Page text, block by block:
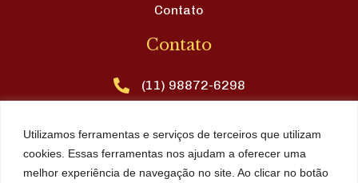
Utilizamos ferramentas e serviços de terceiros que utilizam
cookies. Essas ferramentas nos ajudam a oferecer uma
melhor experiência de navegação no site. Ao clicar no botão
Contato
Contato
(11) 98872-6298
Avenida Brasil, nº 11, sala 19, Centro, Águas de
Lindóia, CEP: 13940-000